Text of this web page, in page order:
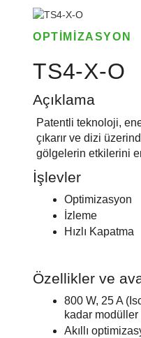
OPTIMIZASYON
TS4-X-O
Açıklama
Patentli teknoloji,
çıkarır ve dizi
gölgelerin etkilerini
İşlevler
Optimizasyon
İzleme
Hızlı Kapatma
Özellikler ve
800 W, 25 A
kadar
Akıllı